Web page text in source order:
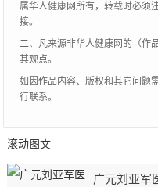
属华人健康网所有，转载时必须
接。
二、凡来源非华人健康网的（作
其观点。
如因作品内容、版权和其它问题
行联系。
滚动图文
广元刘亚军